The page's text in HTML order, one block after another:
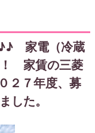
♪♪ 家電（冷蔵
！ 家賃の三菱
２７年度、募
した。